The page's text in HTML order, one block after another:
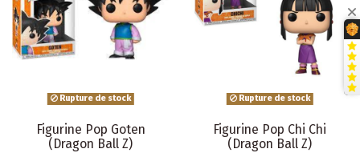
Rupture de stock
Figurine Pop Goten
(Dragon Ball Z)
Rupture de stock
Figurine Pop Chi Chi
(Dragon Ball Z)